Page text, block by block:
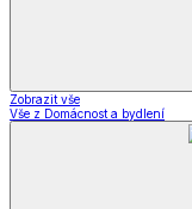
Zobrazit vše
Vše z Domácnost a bydlení